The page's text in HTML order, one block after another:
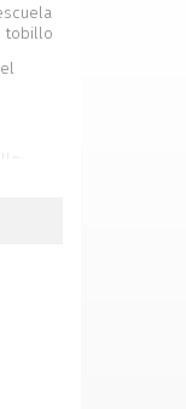
tobillo